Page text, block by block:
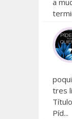
a
tres
Píd...